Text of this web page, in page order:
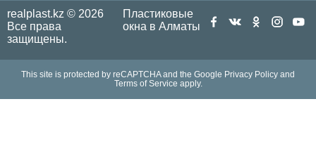
realplast.kz © 2026
Все права
защищены.
Пластиковые
окна в Алматы
This site is protected by reCAPTCHA and the Google Privacy Policy and
Terms of Service apply.